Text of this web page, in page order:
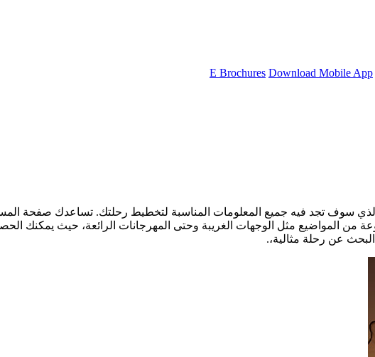
E Brochures Download Mobile App
الذي سوف تجد فيه جميع المعلومات المناسبة لتخطيط رحلتك. تساعدك صفحة
المواضيع مثل الوجهات الغريبة وحتى المهرجانات الرائعة، حيث يمكنك
عن رحلة مثالية،.